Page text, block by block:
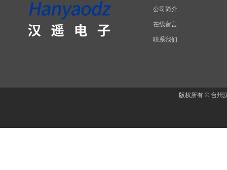
公司简介
在线留言
联系我们
版权所有 © 台州